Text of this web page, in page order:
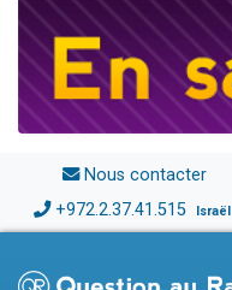
Nous contacter
+972.2.37.41.515 Israël